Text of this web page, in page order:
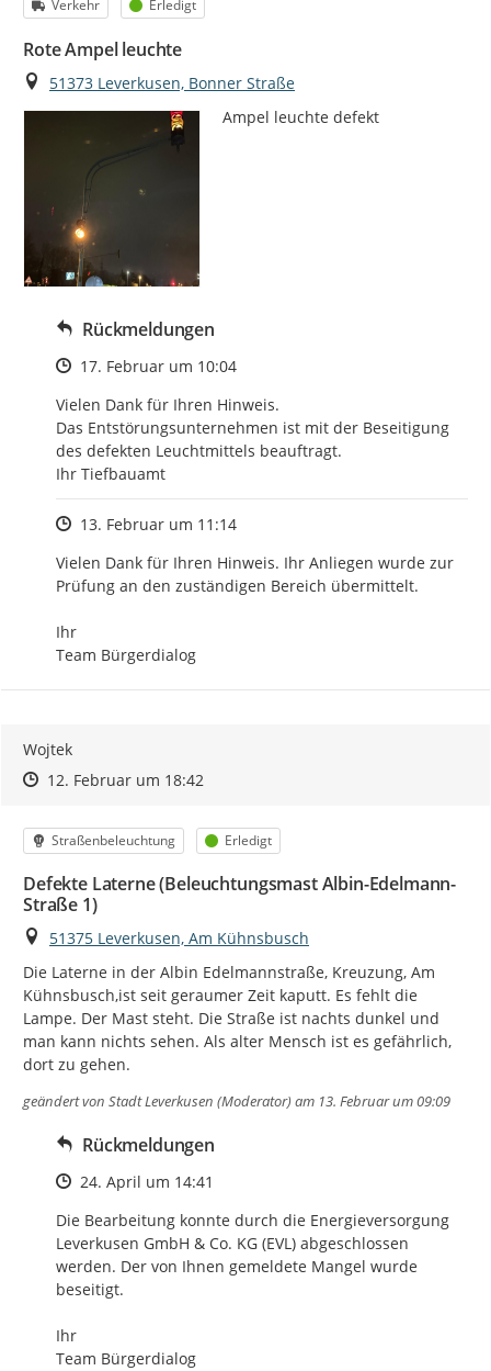
Verkehr Erledigt
Rote Ampel leuchte
Ort
51373 Leverkusen, Bonner Straße
Ampel leuchte defekt
Rückmeldungen
Zeitpunkt des Erstellens
17. Februar um 10:04
Vielen Dank für Ihren Hinweis.
Das Entstörungsunternehmen ist mit der Beseitigung
des defekten Leuchtmittels beauftragt.
Ihr Tiefbauamt
Zeitpunkt des Erstellens
13. Februar um 11:14
Vielen Dank für Ihren Hinweis. Ihr Anliegen wurde zur
Prüfung an den zuständigen Bereich übermittelt.
Ihr
Team Bürgerdialog
Wojtek
Zeitpunkt des Erstellens
Zeitpunkt des Erstellens
12. Februar um 18:42Zur Äußerung
Kategorie
Straßenbeleuchtung Status
Erledigt
Defekte Laterne (Beleuchtungsmast Albin-Edelmann-
Straße 1)
Ort
51375 Leverkusen, Am Kühnsbusch
Die Laterne in der Albin Edelmannstraße, Kreuzung, Am
Kühnsbusch,ist seit geraumer Zeit kaputt. Es fehlt die
Lampe. Der Mast steht. Die Straße ist nachts dunkel und
man kann nichts sehen. Als alter Mensch ist es gefährlich,
dort zu gehen.
geändert von Stadt Leverkusen (Moderator)am 13. Februar um 09:09
Rückmeldungen
Zeitpunkt des Erstellens
24. April um 14:41
Die Bearbeitung konnte durch die Energieversorgung
Leverkusen GmbH & Co. KG (EVL) abgeschlossen
werden. Der von Ihnen gemeldete Mangel wurde
beseitigt.
Ihr
Team Bürgerdialog